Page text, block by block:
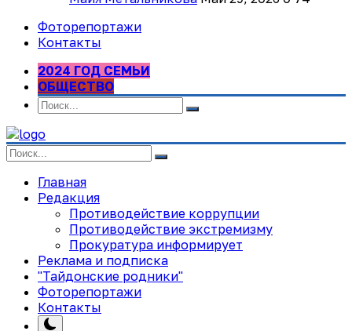
Фоторепортажи
Контакты
2024 ГОД СЕМЬИ
ОБЩЕСТВО
Главная
Редакция
Противодействие коррупции
Противодействие экстремизму
Прокуратура информирует
Реклама и подписка
"Тайдонские родники"
Фоторепортажи
Контакты